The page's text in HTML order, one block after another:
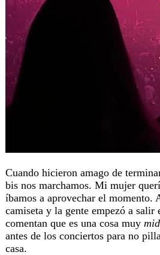
Cuando hicieron amago de
bis nos marchamos. Mi mujer
íbamos a aprovechar el momento.
camiseta y la gente empezó a salir
comentan que es una cosa muy
antes de los conciertos para no
casa.